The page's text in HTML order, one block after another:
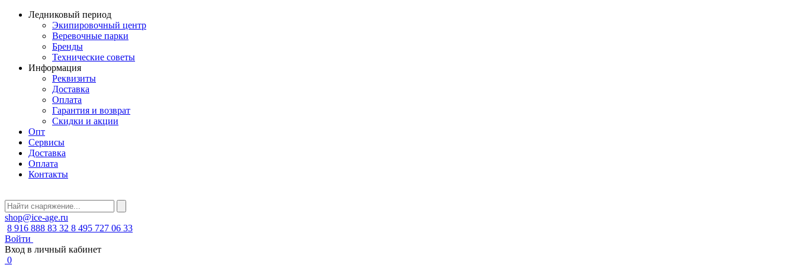
Ледниковый период
Экипировочный центр
Веревочные парки
Бренды
Технические советы
Информация
Реквизиты
Доставка
Оплата
Гарантия и возврат
Скидки и акции
Опт
Сервисы
Доставка
Оплата
Контакты
shop@ice-age.ru
8 916 888 83 32 8 495 727 06 33
Войти
Вход в личный кабинет
0